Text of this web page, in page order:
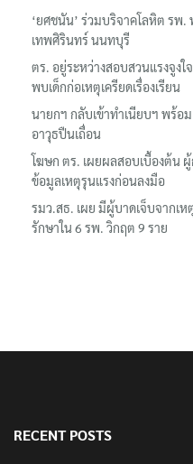
‘ยศชนัน’ ร่วมบริจาคโลหิต รพ.
เทพศิรินทร์ นนทบุรี
ตร. อยู่ระหว่างสอบสวนแรงจูงใ
พบเด็กก่อเหตุเครียดเรื่องเรียน
นายกฯ กลับเข้าทำเนียบฯ พร้
อาวุธปืนเถื่อน
โฆษก ตร. เผยผลสอบเบื้องต้น
ข้อมูลเหตุรุนแรงก่อนลงมือ
รมว.สธ. เผย มีผู้บาดเจ็บจากเห
รักษาใน 6 รพ. วิกฤต 9 ราย
RECENT POSTS